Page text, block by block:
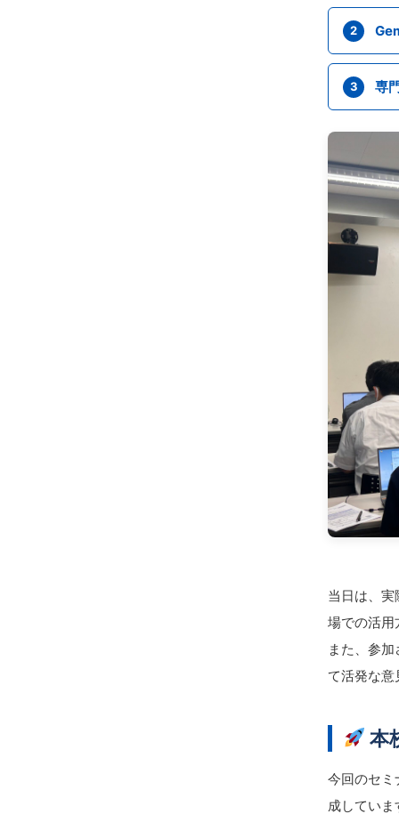
2
3 専
当日は、
場での活用
また、参
て活発な意
本
今回のセミ
成していま